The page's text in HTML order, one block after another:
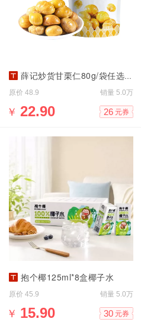
薛记炒货甘栗仁80g/袋任选5袋
原价 48.9 销量 5.0万
￥ 22.90 26 元券
抱个椰125ml*8盒椰子水
原价 45.9 销量 5.0万
￥ 15.90 30 元券